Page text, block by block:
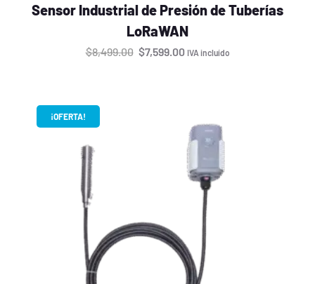
Sensor Industrial de Presión de Tuberías
LoRaWAN
$8,499.00 $7,599.00 IVA incluído
¡OFERTA!